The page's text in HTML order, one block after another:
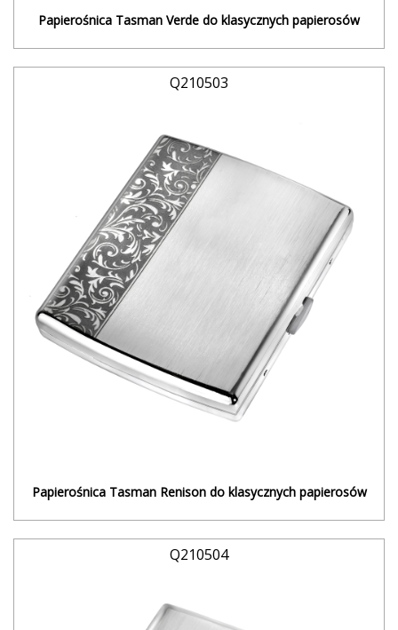
Papierośnica Tasman Verde do klasycznych papierosów
Q210503
Papierośnica Tasman Renison do klasycznych papierosów
Q210504